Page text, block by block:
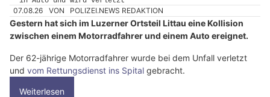
07.08.26 VON POLIZEI.NEWS REDAKTION
Gestern hat sich im Luzerner Ortsteil Littau eine Kollision
zwischen einem Motorradfahrer und einem Auto ereignet.
Der 62-jährige Motorradfahrer wurde bei dem Unfall verletzt
und vom Rettungsdienst ins Spital gebracht.
Weiterlesen